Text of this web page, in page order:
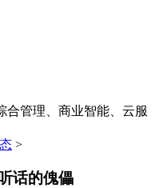
合管理、商业智能、云服
>
话的傀儡